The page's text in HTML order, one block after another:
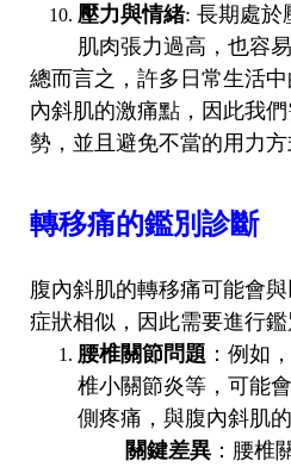
壓力與情緒: 長期處於
肌肉張力過高，也容
總而言之，許多日常生活
內斜肌的激痛點，因此我
勢，並且避免不當的用力方
轉移痛的鑑別診斷
腹內斜肌的轉移痛可能會
症狀相似，因此需要進行鑑
腰椎關節問題 ：例如
椎小關節炎等，可能
側疼痛，與腹內斜肌
關鍵差異 ：腰椎